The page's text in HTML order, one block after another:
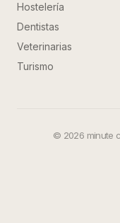
Hostelería
Dentistas
Veterinarias
Turismo
© 2026 minute